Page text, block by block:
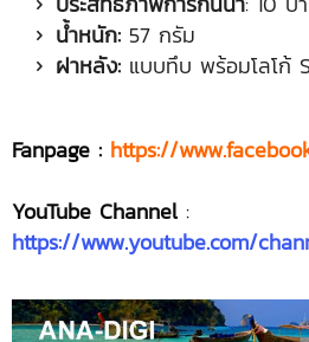
น้ำหนัก: 57 กรัม
ฝาหลัง: แบบทึบ พร้อมโลโก้
Fanpage : https://
YouTube Channel :
https://www.youtube.com/